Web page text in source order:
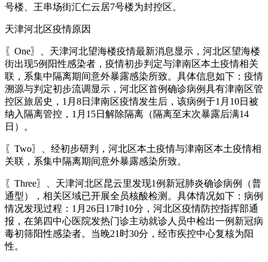
号楼、王串场街汇仁云居7号楼为封控区。
天津河北区疫情原因
〖One〗、天津河北望海楼疫情最新消息显示，河北区望海楼
街出现5例阳性感染者，疫情初步判定与津南区本土疫情相关
联，系集中隔离期间意外暴露感染所致。具体信息如下：疫情
溯源与判定初步流调显示，河北区首例确诊病例具有津南区管
控区旅居史，1月8日津南区疫情发生后，该病例于1月10日被
纳入隔离管控，1月15日解除隔离（隔离至末次暴露后满14
日）。
〖Two〗、经初步研判，河北区本土疫情与津南区本土疫情相
关联，系集中隔离期间意外暴露感染所致。
〖Three〗、天津河北区昆云里发现1例新冠肺炎确诊病例（普
通型），相关区域已开展全员核酸检测。具体情况如下：病例
情况发现过程：1月26日17时10分，河北区疫情防控指挥部通
报，在第四中心医院发热门诊主动就诊人员中检出一例新冠病
毒初筛阳性感染者。当晚21时30分，经市疾控中心复核为阳
性。